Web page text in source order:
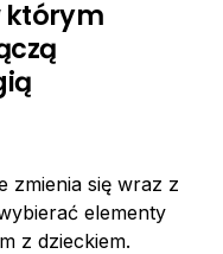
którym
zmienia się wraz z
elementy
z dzieckiem.